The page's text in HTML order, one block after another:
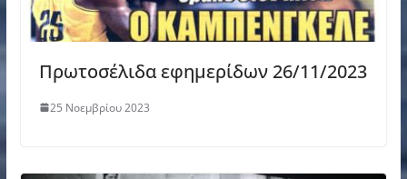
Πρωτοσέλιδα εφημερίδων 26/11/2023
25 Νοεμβρίου 2023